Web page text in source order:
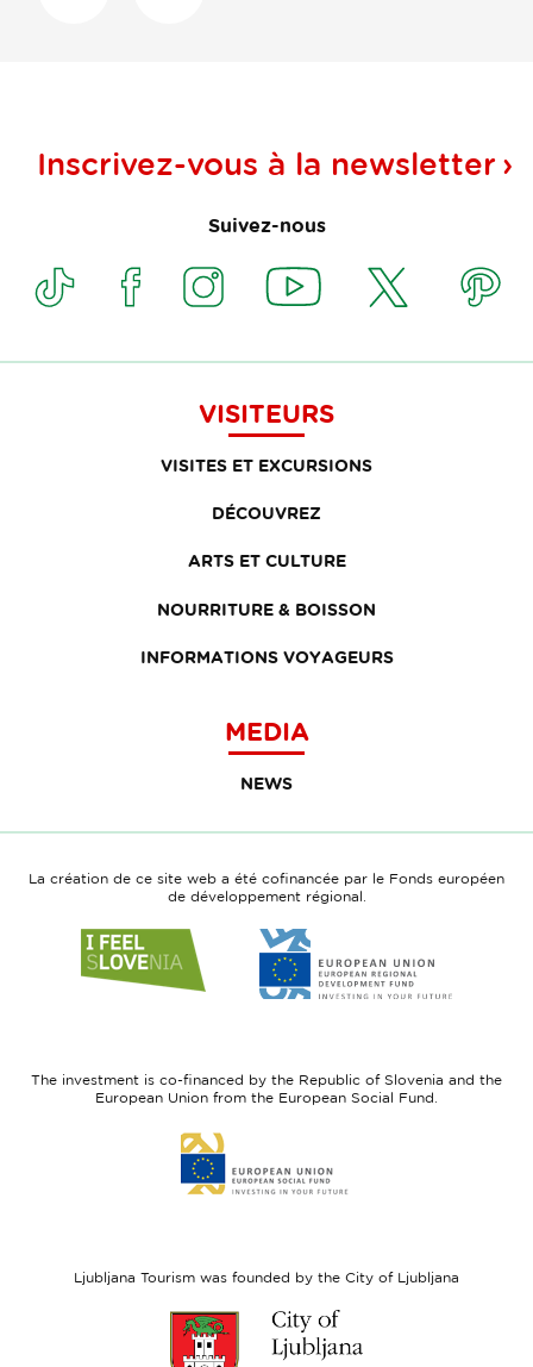
Inscrivez-vous à la newsletter
Suivez-nous
VISITEURS
VISITES ET EXCURSIONS
DÉCOUVREZ
ARTS ET CULTURE
NOURRITURE & BOISSON
INFORMATIONS VOYAGEURS
MEDIA
NEWS
La création de ce site web a été cofinancée par le Fonds européen
de développement régional.
to
website
to
website
Fund
The investment is co-financed by the Republic of Slovenia and the
European Union from the European Social Fund.
to
website
Ljubljana Tourism was founded by the City of Ljubljana